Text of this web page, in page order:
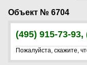
Объект № 6704
(495) 915-73-93,
Пожалуйста, скажите,